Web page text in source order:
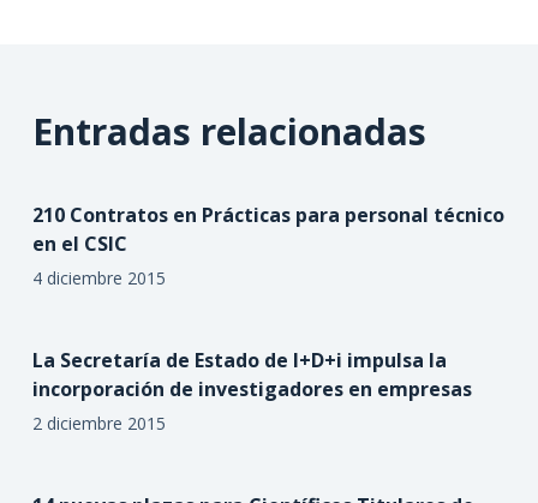
Entradas relacionadas
210 Contratos en Prácticas para personal técnico
en el CSIC
4 diciembre 2015
La Secretaría de Estado de I+D+i impulsa la
incorporación de investigadores en empresas
2 diciembre 2015